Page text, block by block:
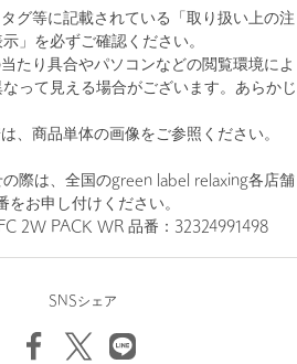
グ等に記載されている「取り扱い上の注
」を必ずご確認ください。
たり具合やパソコンなどの閲覧環境によ
って見える場合がございます。あらかじ
、商品単体の画像をご参照ください。
際は、全国のgreen label relaxing各店舗
をお申し付けください。
2W PACK WR 品番：32324991498
SNSシェア